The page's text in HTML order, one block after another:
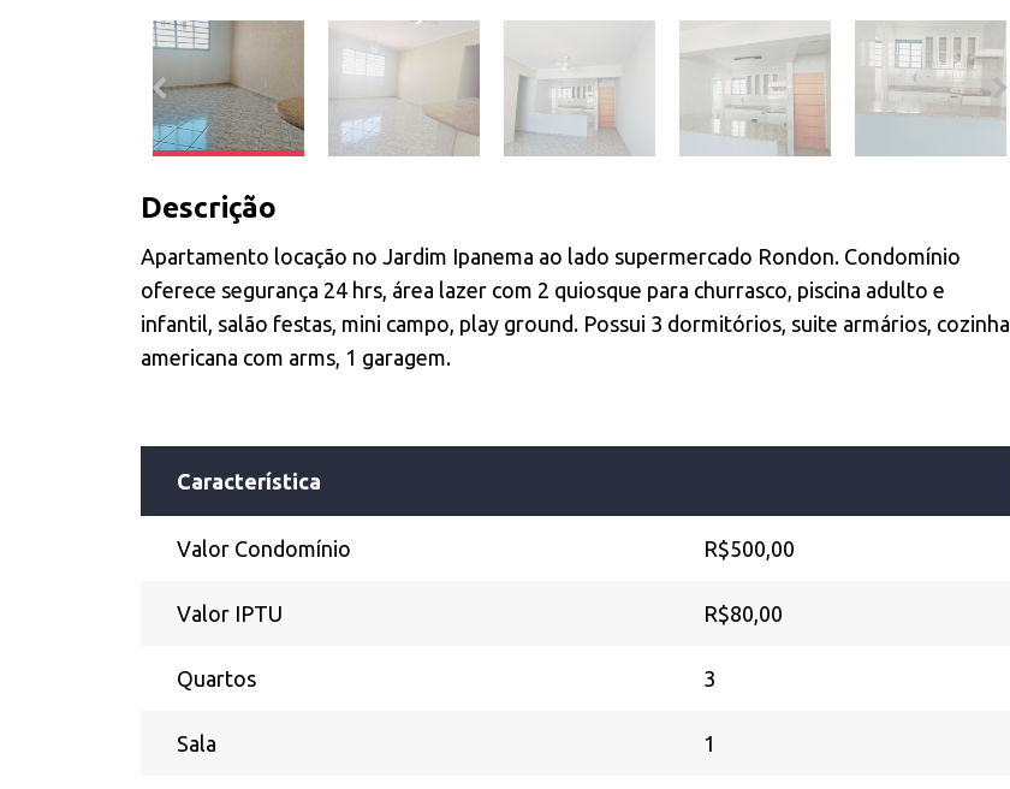
Descrição
Apartamento locação no Jardim Ipanema ao lado supermercado Rondon. Condomínio
oferece segurança 24 hrs, área lazer com 2 quiosque para churrasco, piscina adulto e
infantil, salão festas, mini campo, play ground. Possui 3 dormitórios, suite armários, cozinha
americana com arms, 1 garagem.
Característica
Valor Condomínio R$500,00
Valor IPTU R$80,00
Quartos 3
Sala 1